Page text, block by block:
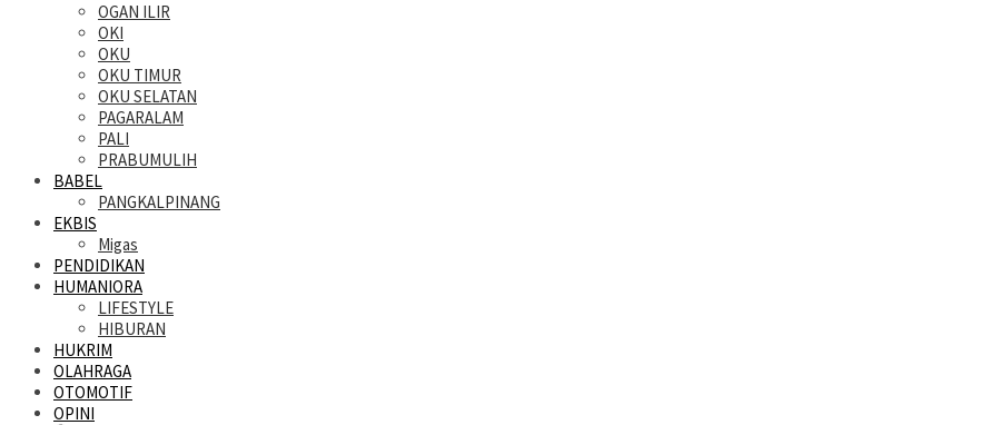
OGAN ILIR
OKI
OKU
OKU TIMUR
OKU SELATAN
PAGARALAM
PALI
PRABUMULIH
BABEL
PANGKALPINANG
EKBIS
Migas
PENDIDIKAN
HUMANIORA
LIFESTYLE
HIBURAN
HUKRIM
OLAHRAGA
OTOMOTIF
OPINI